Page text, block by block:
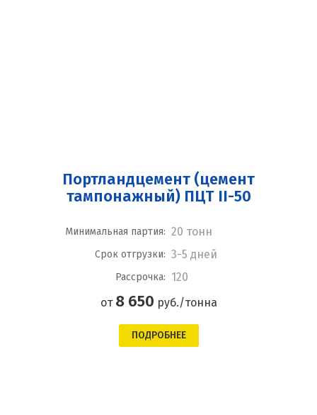
Портландцемент (цемент
тампонажный) ПЦТ II-50
Минимальная партия: 20 тонн
Срок отгрузки: 3-5 дней
Рассрочка: 120
от 8 650 руб./тонна
ПОДРОБНЕЕ